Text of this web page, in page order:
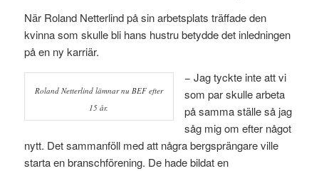
När Roland Netterlind på sin arbetsplats träffade den
kvinna som skulle bli hans hustru betydde det inledningen
på en ny karriär.
Roland Netterlind lämnar nu BEF efter
15 år.
− Jag tyckte inte att vi
som par skulle arbeta
på samma ställe så jag
såg mig om efter något
nytt. Det sammanföll med att några bergsprängare ville
starta en branschförening. De hade bildat en